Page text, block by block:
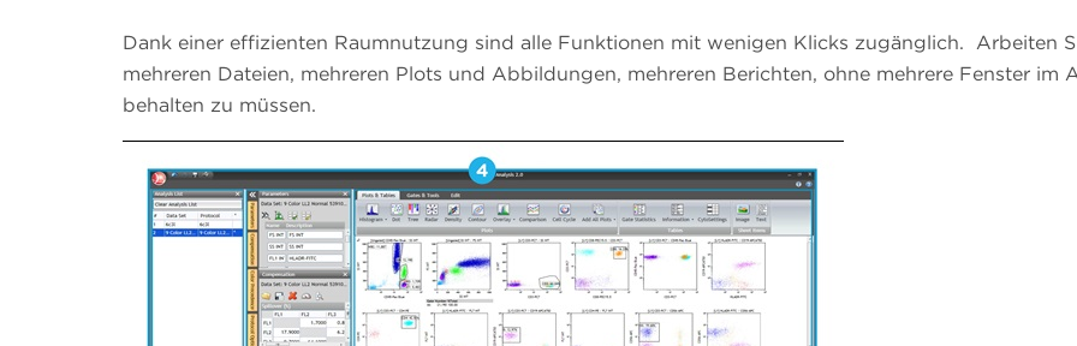
Dank einer effizienten Raumnutzung sind alle Funktionen mit wenigen Klicks zugänglich. Arbeiten
mehreren Dateien, mehreren Plots und Abbildungen, mehreren Berichten, ohne mehrere Fenster im
behalten zu müssen.